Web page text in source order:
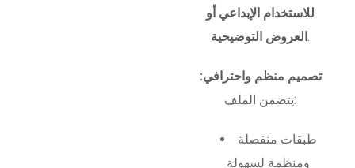
للاستخدام الإبداعي أو
العروض التوضيحية .
تصميم منظم واحترافي:
يتضمن الملف:
طبقات منفصلة
ومنظمة لسهولة